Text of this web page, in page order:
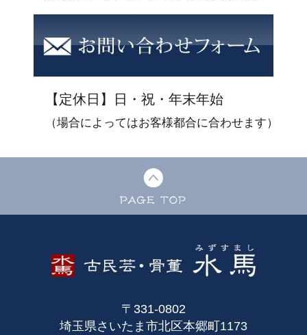
【定休日】日・祝・年末年始
（場合によってはお客様都合に合わせます）
〒331-0802
埼玉県さいたま市北区本郷町1173